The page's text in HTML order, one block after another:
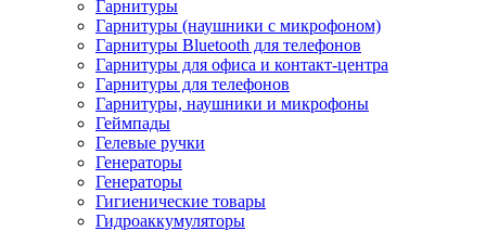
Гарнитуры
Гарнитуры (наушники с микрофоном)
Гарнитуры Bluetooth для телефонов
Гарнитуры для офиса и контакт-центра
Гарнитуры для телефонов
Гарнитуры, наушники и микрофоны
Геймпады
Гелевые ручки
Генераторы
Генераторы
Гигиенические товары
Гидроаккумуляторы